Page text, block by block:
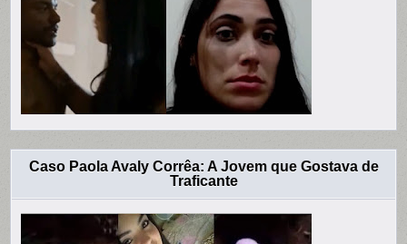
Caso Paola Avaly Corrêa: A Jovem que Gostava de
Traficante